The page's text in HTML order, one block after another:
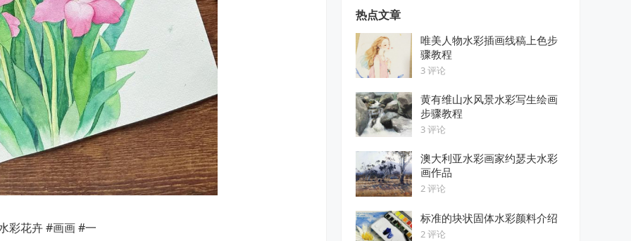
彩花卉 #画画 #一
热点文章
唯美人物水彩插画线稿上色步
骤教程
3 评论
黄有维山水风景水彩写生绘画
步骤教程
3 评论
澳大利亚水彩画家约瑟夫水彩
画作品
2 评论
标准的块状固体水彩颜料介绍
2 评论